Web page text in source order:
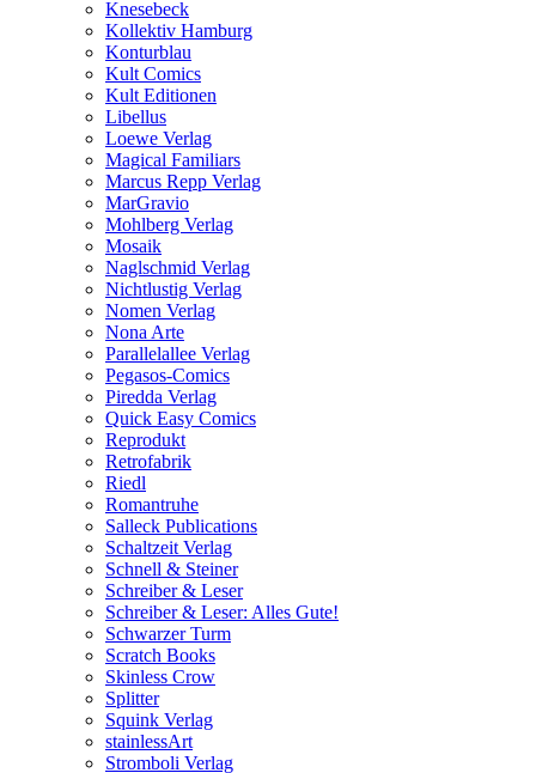
Knesebeck
Kollektiv Hamburg
Konturblau
Kult Comics
Kult Editionen
Libellus
Loewe Verlag
Magical Familiars
Marcus Repp Verlag
MarGravio
Mohlberg Verlag
Mosaik
Naglschmid Verlag
Nichtlustig Verlag
Nomen Verlag
Nona Arte
Parallelallee Verlag
Pegasos-Comics
Piredda Verlag
Quick Easy Comics
Reprodukt
Retrofabrik
Riedl
Romantruhe
Salleck Publications
Schaltzeit Verlag
Schnell & Steiner
Schreiber & Leser
Schreiber & Leser: Alles Gute!
Schwarzer Turm
Scratch Books
Skinless Crow
Splitter
Squink Verlag
stainlessArt
Stromboli Verlag